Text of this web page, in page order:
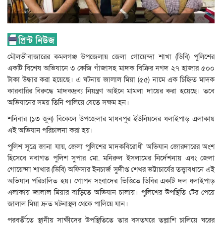
মৌলভীবাজারের কমলগঞ্জ উপজেলায় জেলা গোয়েন্দা শাখা (ডিবি) পুলিশের
একটি বিশেষ অভিযানে ৩ কেজি গাঁজাসহ মাদক বিক্রির নগদ ২৭ হাজার ৫০০
টাকা উদ্ধার করা হয়েছে। এ ঘটনায় জালাল মিয়া (৫৫) নামে এক চিহ্নিত মাদক
কারবারির বিরুদ্ধে মাদকদ্রব্য নিয়ন্ত্রণ আইনে মামলা দায়ের করা হয়েছে। তবে
অভিযানের সময় তিনি পালিয়ে যেতে সক্ষম হন।
শনিবার (১৩ জুন) বিকেলে উপজেলার মাধবপুর ইউনিয়নের ধলাইপাড় এলাকায়
এই অভিযান পরিচালনা করা হয়।
পুলিশ সূত্রে জানা যায়, জেলা পুলিশের মাদকবিরোধী অভিযান জোরদারের অংশ
হিসেবে নবাগত পুলিশ সুপার মো. মনিরুল ইসলামের নির্দেশনায় এবং জেলা
গোয়েন্দা শাখার (ডিবি) অফিসার ইনচার্জ সুদীপ্ত শেখর ভট্টাচার্যের তত্ত্বাবধানে এই
অভিযান পরিচালিত হয়। গোপন সংবাদের ভিত্তিতে ডিবির একটি দল ধলাইপাড়
এলাকায় জালাল মিয়ার বাড়িতে অভিযান চালায়। পুলিশের উপস্থিতি টের পেয়ে
জালাল মিয়া দ্রুত ঘটনাস্থল থেকে পালিয়ে যান।
পরবর্তীতে স্থানীয় সাক্ষীদের উপস্থিতিতে তার বসতঘরে তল্লাশি চালিয়ে ঘরের